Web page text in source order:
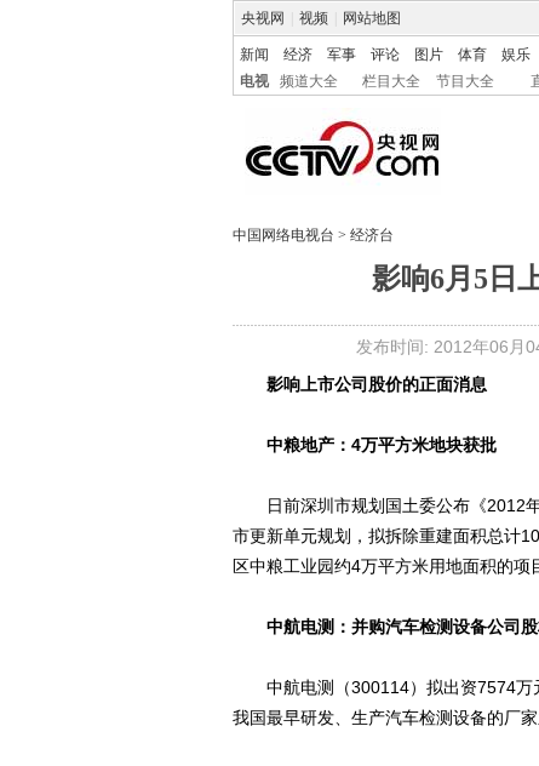
央视网 视频 网站地图
新闻 经济 军事 评论 图片 体育 娱乐
电视
频道大全 栏目大全 节目大全
中国网络电视台 > 经济台
影响6月5日
发布时间: 2012年06月
影响上市公司股价的正面消息
中粮地产：4万平方米地块获批
日前深圳市规划国土委公布《2012年
市更新单元规划，拟拆除重建面积总计
区中粮工业园约4万平方米用地面积的项
中航电测：并购汽车检测设备公司
中航电测（300114）拟出资7574万
我国最早研发、生产汽车检测设备的厂家